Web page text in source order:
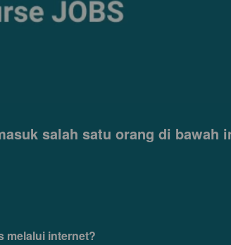
salah satu orang di bawah
melalui internet?